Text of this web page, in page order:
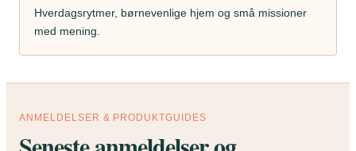
Hverdagsrytmer, børnevenlige hjem og små missioner
med mening.
ANMELDELSER & PRODUKTGUIDES